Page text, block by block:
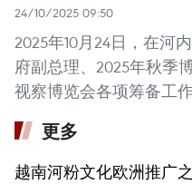
24/10/2025 09:50
2025年10月24日，在河
府副总理、2025年秋季
视察博览会各项筹备工
更多
越南河粉文化欧洲推广